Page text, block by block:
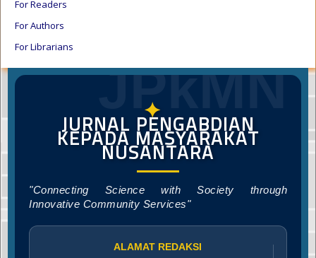
For Readers
For Authors
For Librarians
JPkMN
✦
JURNAL PENGABDIAN
KEPADA MASYARAKAT
NUSANTARA
"Connecting Science with Society through
Innovative Community Services"
ALAMAT REDAKSI